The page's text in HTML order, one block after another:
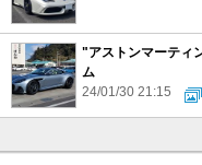
"アストンマーティ
ム
24/01/30 21:15